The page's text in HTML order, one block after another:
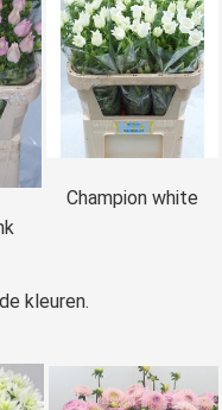
Champion white
kleuren.